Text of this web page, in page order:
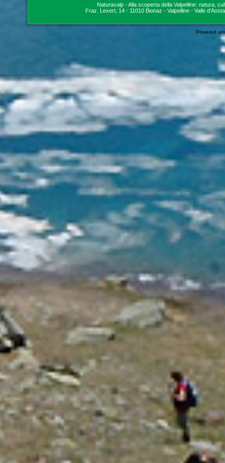
Naturavalp - Alla scoperta della Valpelline: natura,
Fraz. Lexert, 14 - 11010 Bionaz - Valpelline - Valle
Powered